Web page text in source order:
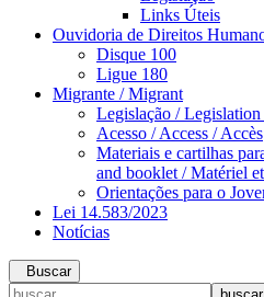
Links Úteis
Ouvidoria de Direitos
Disque 100
Ligue 180
Migrante / Migrant
Legislação /
Acesso / Access / Accès
Materiais e cartilhas
and booklet / Matériel
Orientações para o
Lei 14.583/2023
Notícias
Buscar